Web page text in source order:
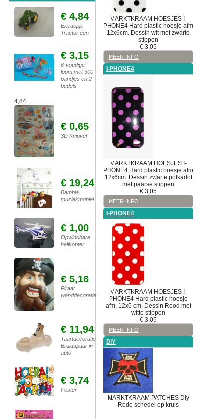
€ 4,84
Eierdopje
Tractor één
€ 3,15
6-voudige
loom met 300
bandjes en 2
bedels
4,84
€ 0,65
3D Knipvel
€ 19,24
Bambia
muziekmobiel
€ 1,00
Opwindbare
helikopter
€ 5,16
Piraat
wanddecoratie
€ 11,94
Taartdecoratie
Bruidspaar in
auto
€ 3,74
Poster
MARKTKRAAM HOESJES I-
PHONE4 Hard plastic hoesje afm
12x6cm. Dessin wit met zwarte
stippen
€ 3,05
MEER INFO
I-PHONE4
MARKTKRAAM HOESJES I-
PHONE4 Hard plastic hoesje afm
12x6cm. Dessin zwarte polkadot
met paarse stippen
€ 3,05
MEER INFO
I-PHONE4
MARKTKRAAM HOESJES I-
PHONE4 Hard plastic hoesje
afm. 12x6 cm. Dessin Rood met
witte stippen
€ 3,05
MEER INFO
DIY
MARKTKRAAM PATCHES Diy
Rode schedel op kruis